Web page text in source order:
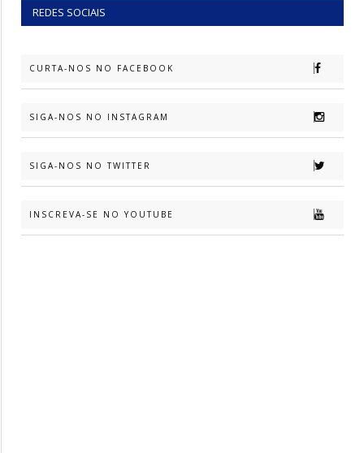
REDES SOCIAIS
CURTA-NOS NO FACEBOOK
SIGA-NOS NO INSTAGRAM
SIGA-NOS NO TWITTER
INSCREVA-SE NO YOUTUBE